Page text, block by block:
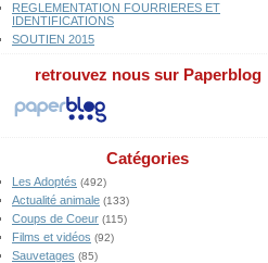
REGLEMENTATION FOURRIERES ET
IDENTIFICATIONS
SOUTIEN 2015
retrouvez nous sur Paperblog
Catégories
Les Adoptés (492)
Actualité animale (133)
Coups de Coeur (115)
Films et vidéos (92)
Sauvetages (85)